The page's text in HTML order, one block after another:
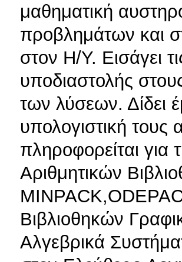
μαθηματική
προβλημάτων και
στον Η/Υ. Εισάγει
υποδιαστολής
των λύσεων. Δίδει
υπολογιστική
πληροφορείται
Αριθμητικών
Βιβλιοθηκών
Αλγεβρικά